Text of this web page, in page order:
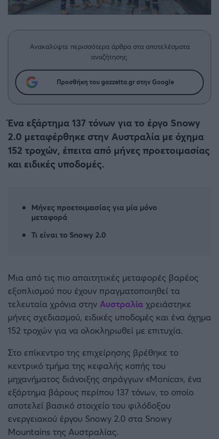
Δημήτρης Τσορμπατζόγλου
Άρης
Βόλος
Ατρόμητος Αθηνών
Κηφισιά
Μπαρτσελόνα
Ρεάλ Μαδρίτης
Ατλέτικο Μαδρίτης
Μάντσεστερ Γιουνάιτεντ
Μάντσεστερ Σίτι
Λίβερπουλ
Συνεντεύξεις
Ανακαλύψτε περισσότερα άρθρα στα αποτελέσματα
αναζήτησης.
Προσθήκη του gazzetta.gr στην Google
Ένα εξάρτημα 137 τόνων για το έργο Snowy
2.0 μεταφέρθηκε στην Αυστραλία με όχημα
152 τροχών, έπειτα από μήνες προετοιμασίας
και ειδικές υποδομές.
Μήνες προετοιμασίας για μία μόνο
μεταφορά
Τι είναι το Snowy 2.0
Μια από τις πιο απαιτητικές μεταφορές βαρέος
εξοπλισμού που έχουν πραγματοποιηθεί τα
τελευταία χρόνια στην Αυστραλία χρειάστηκε
μήνες σχεδιασμού, ειδικές υποδομές και ένα όχημα
152 τροχών για να ολοκληρωθεί με επιτυχία.
Στο επίκεντρο της επιχείρησης βρέθηκε το
κεντρικό τμήμα της κεφαλής κοπής του
μηχανήματος διάνοιξης σηράγγων «Monica», ένα
εξάρτημα βάρους περίπου 137 τόνων, το οποίο
αποτελεί βασικό στοιχείο του φιλόδοξου
ενεργειακού έργου Snowy 2.0 στα Snowy
Mountains της Αυστραλίας.